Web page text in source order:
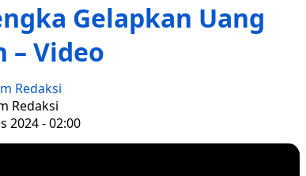
Gelapkan Uang
– Video
Redaksi
Redaksi
2024 - 02:00